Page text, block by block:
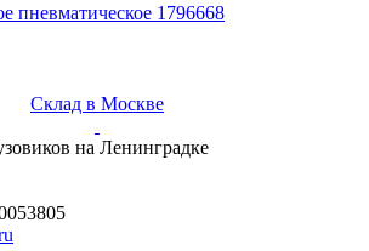
пневматическое 1796668
Склад в Москве
на Ленинградке